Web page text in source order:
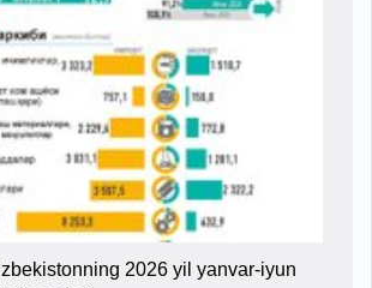
2026 yil yanvar-iyun